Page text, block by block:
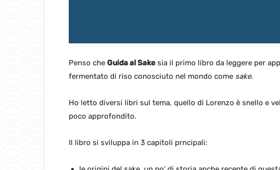
Penso che Guida al Sake sia il primo libro da leggere per
fermentato di riso conosciuto nel mondo come sake.
Ho letto diversi libri sul tema, quello di Lorenzo è snello e
poco approfondito.
Il libro si sviluppa in 3 capitoli prncipali: